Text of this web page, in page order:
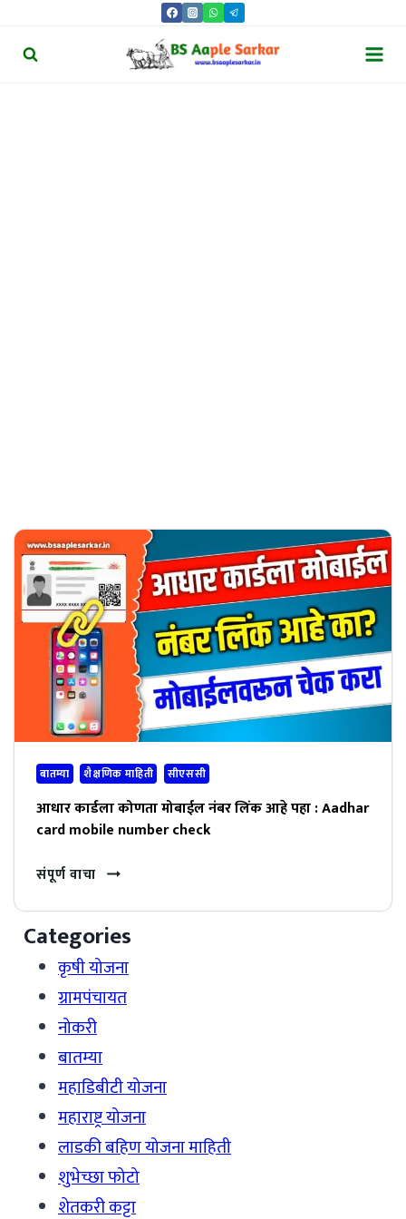
बातम्या शैक्षणिक माहिती सीएससी
आधार कार्डला कोणता मोबाईल नंबर लिंक आहे पहा : Aadhar
card mobile number check
संपूर्ण वाचा
Categories
कृषी योजना
ग्रामपंचायत
नोकरी
बातम्या
महाडिबीटी योजना
महाराष्ट्र योजना
लाडकी बहिण योजना माहिती
शुभेच्छा फोटो
शेतकरी कट्टा